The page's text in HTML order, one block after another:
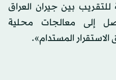
للتقريب بين جيران العراق
إلى معالجات محلية
المستدام».